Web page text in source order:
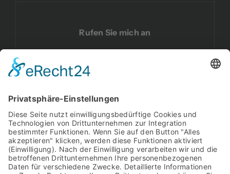
Rufen Sie mich an
Besuchen Sie mich auf LinkedIn